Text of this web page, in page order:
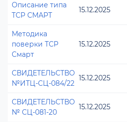
Описание типа
ТСР СМАРТ
15.12.2025
Методика
поверки ТСР
Смарт
15.12.2025
СВИДЕТЕЛЬСТВО
№ИТЦ-СЦ-084/22
15.12.2025
СВИДЕТЕЛЬСТВО
№ СЦ-081-20
15.12.2025